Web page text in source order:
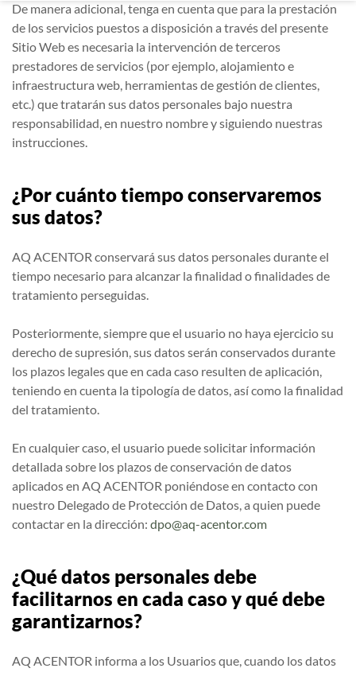
De manera adicional, tenga en cuenta que para la prestación
de los servicios puestos a disposición a través del presente
Sitio Web es necesaria la intervención de terceros
prestadores de servicios (por ejemplo, alojamiento e
infraestructura web, herramientas de gestión de clientes,
etc.) que tratarán sus datos personales bajo nuestra
responsabilidad, en nuestro nombre y siguiendo nuestras
instrucciones.
¿Por cuánto tiempo conservaremos
sus datos?
AQ ACENTOR conservará sus datos personales durante el
tiempo necesario para alcanzar la finalidad o finalidades de
tratamiento perseguidas.
Posteriormente, siempre que el usuario no haya ejercicio su
derecho de supresión, sus datos serán conservados durante
los plazos legales que en cada caso resulten de aplicación,
teniendo en cuenta la tipología de datos, así como la finalidad
del tratamiento.
En cualquier caso, el usuario puede solicitar información
detallada sobre los plazos de conservación de datos
aplicados en AQ ACENTOR poniéndose en contacto con
nuestro Delegado de Protección de Datos, a quien puede
contactar en la dirección: dpo@aq-acentor.com
¿Qué datos personales debe
facilitarnos en cada caso y qué debe
garantizarnos?
AQ ACENTOR informa a los Usuarios que, cuando los datos